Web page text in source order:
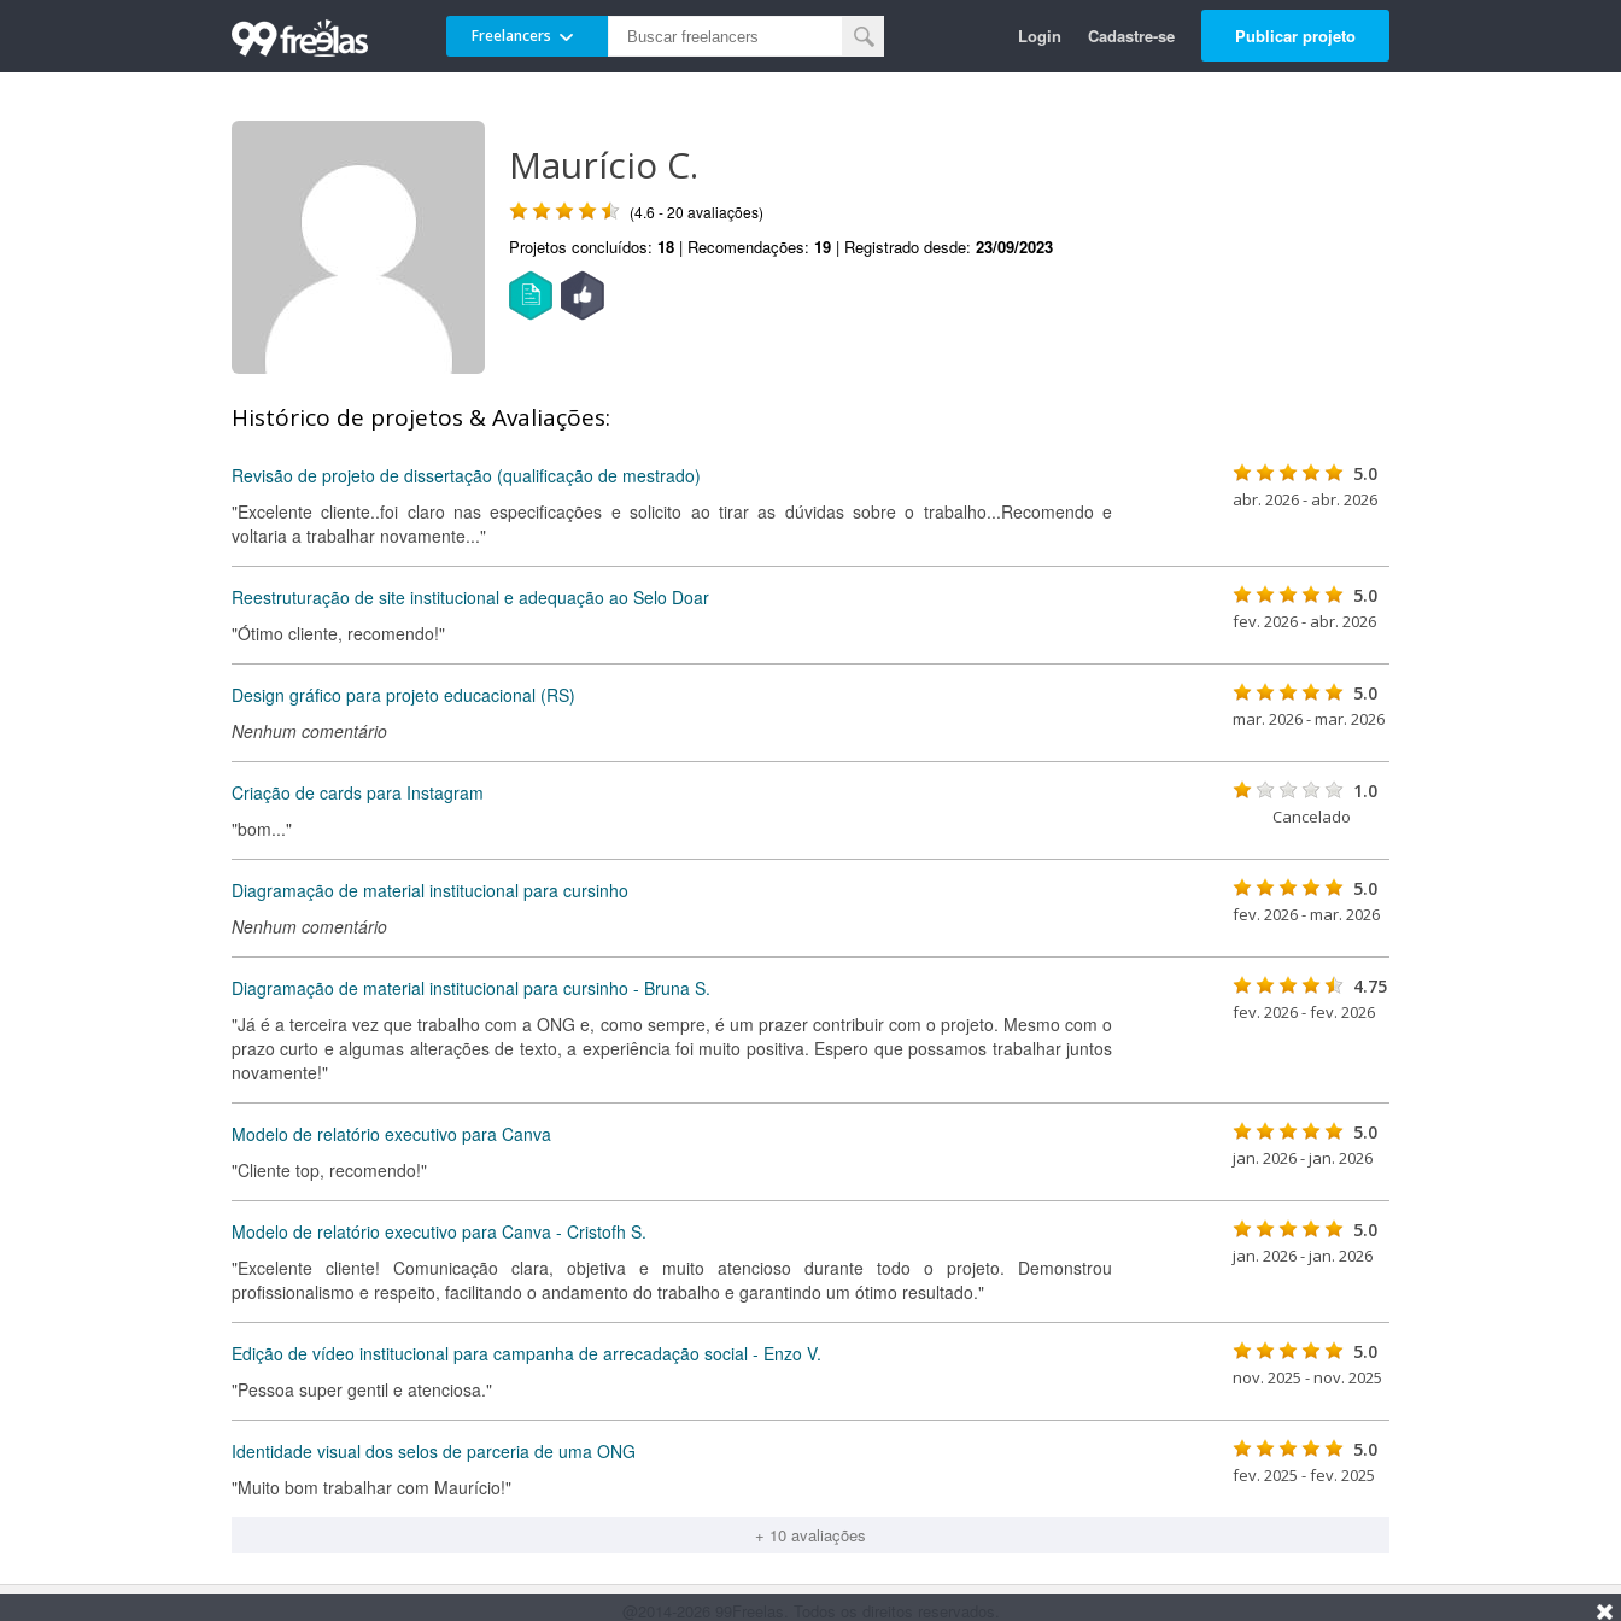
Freelancers Login Cadastre-se Publicar projeto
Maurício C.
(4.6 - 20 avaliações)
Projetos concluídos: 18 | Recomendações: 19 | Registrado desde: 23/09/2023
Histórico de projetos & Avaliações:
Revisão de projeto de dissertação (qualificação de mestrado)
"Excelente cliente..foi claro nas especificações e solicito ao tirar as dúvidas sobre o trabalho...Recomendo e
voltaria a trabalhar novamente..."
5.0
abr. 2026 - abr. 2026
Reestruturação de site institucional e adequação ao Selo Doar
"Ótimo cliente, recomendo!"
5.0
fev. 2026 - abr. 2026
Design gráfico para projeto educacional (RS)
Nenhum comentário
5.0
mar. 2026 - mar. 2026
Criação de cards para Instagram
"bom..."
1.0
Cancelado
Diagramação de material institucional para cursinho
Nenhum comentário
5.0
fev. 2026 - mar. 2026
Diagramação de material institucional para cursinho - Bruna S.
"Já é a terceira vez que trabalho com a ONG e, como sempre, é um prazer contribuir com o projeto. Mesmo com o
prazo curto e algumas alterações de texto, a experiência foi muito positiva. Espero que possamos trabalhar juntos
novamente!"
4.75
fev. 2026 - fev. 2026
Modelo de relatório executivo para Canva
"Cliente top, recomendo!"
5.0
jan. 2026 - jan. 2026
Modelo de relatório executivo para Canva - Cristofh S.
"Excelente cliente! Comunicação clara, objetiva e muito atencioso durante todo o projeto. Demonstrou
profissionalismo e respeito, facilitando o andamento do trabalho e garantindo um ótimo resultado."
5.0
jan. 2026 - jan. 2026
Edição de vídeo institucional para campanha de arrecadação social - Enzo V.
"Pessoa super gentil e atenciosa."
5.0
nov. 2025 - nov. 2025
Identidade visual dos selos de parceria de uma ONG
"Muito bom trabalhar com Maurício!"
5.0
fev. 2025 - fev. 2025
+ 10 avaliações